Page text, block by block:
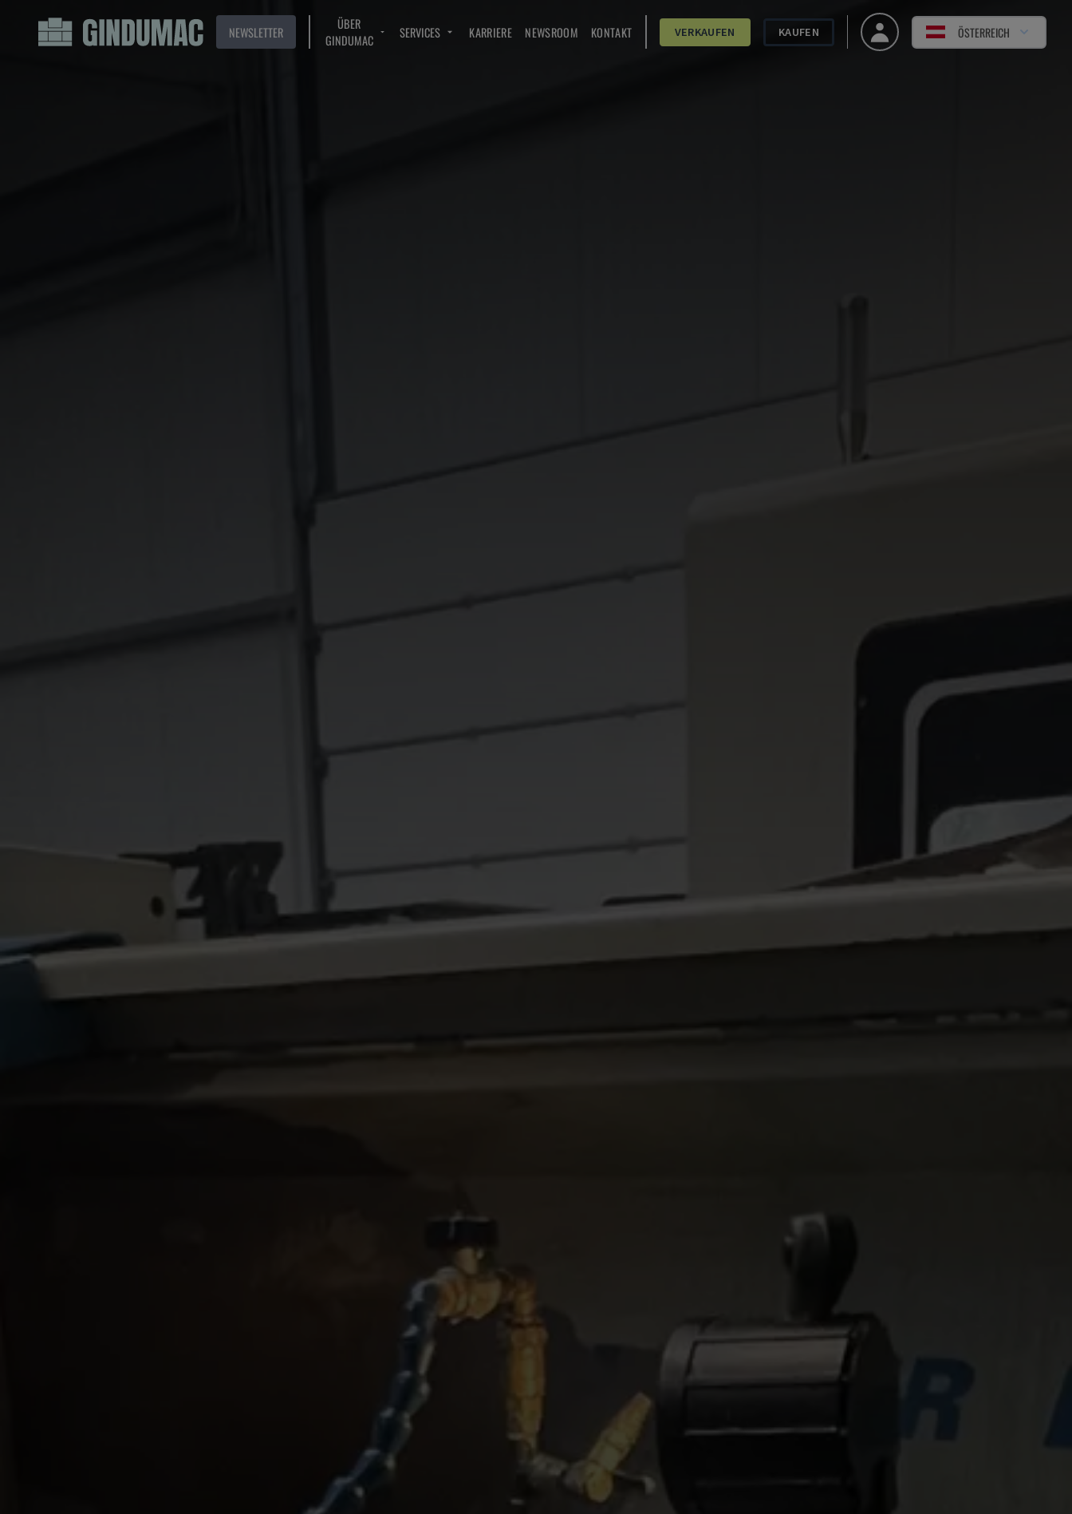
NEWSLETTER
ÜBER
GINDUMAC
SERVICES KARRIERE NEWSROOM KONTAKT VERKAUFEN KAUFEN ÖSTERREICH